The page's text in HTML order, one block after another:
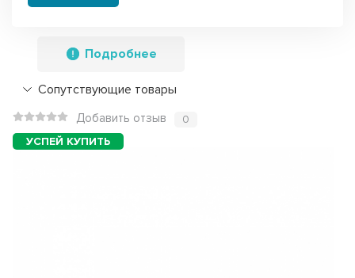
Подробнее
Сопутствующие товары
Добавить отзыв 0